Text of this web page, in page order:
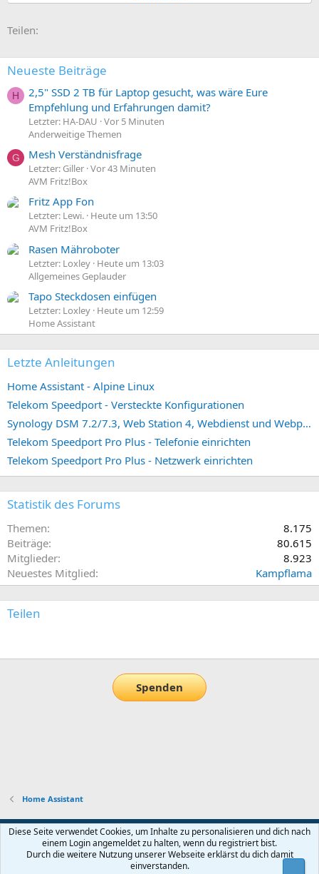
Teilen:
Neueste Beiträge
H
2,5" SSD 2 TB für Laptop gesucht, was wäre Eure
Empfehlung und Erfahrungen damit?
Letzter: HA-DAU Vor 5 Minuten
Anderweitige Themen
G Mesh Verständnisfrage
Letzter: Giller Vor 43 Minuten
AVM Fritz!Box
Fritz App Fon
Letzter: Lewi. Heute um 13:50
AVM Fritz!Box
Rasen Mähroboter
Letzter: Loxley Heute um 13:03
Allgemeines Geplauder
Tapo Steckdosen einfügen
Letzter: Loxley Heute um 12:59
Home Assistant
Letzte Anleitungen
Home Assistant - Alpine Linux
Telekom Speedport - Versteckte Konfigurationen
Synology DSM 7.2/7.3, Web Station 4, Webdienst und Webportal erstellen (ehemals vHost)
Telekom Speedport Pro Plus - Telefonie einrichten
Telekom Speedport Pro Plus - Netzwerk einrichten
Statistik des Forums
Themen
8.175
Beiträge
80.615
Mitglieder
8.923
Neuestes Mitglied
Kampflama
Teilen
Spenden
Home Assistant
Default-Theme
Nutzungsbedingungen
Datenschutz Hilfe und Impressum Start
Diese Seite verwendet Cookies, um Inhalte zu personalisieren und dich nach
einem Login angemeldet zu halten, wenn du registriert bist.
Durch die weitere Nutzung unserer Webseite erklärst du dich damit
einverstanden.